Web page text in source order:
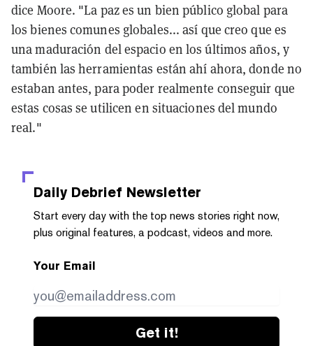
dice Moore. "La paz es un bien público global para
los bienes comunes globales... así que creo que es
una maduración del espacio en los últimos años, y
también las herramientas están ahí ahora, donde no
estaban antes, para poder realmente conseguir que
estas cosas se utilicen en situaciones del mundo
real."
Daily Debrief Newsletter
Start every day with the top news stories right now,
plus original features, a podcast, videos and more.
Your Email
Get it!